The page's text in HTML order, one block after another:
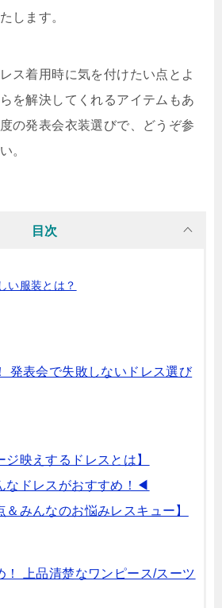
します。
ス着用時に気を付けたい点とよ
を解決してくれるアイテムもあ
の発表会衣装選びで、どうぞ参
。
目次
い服装とは？
発表会で失敗しないドレス選び
ジ映えするドレスとは】
なドレスがおすすめ！◀︎
＆みんなのお悩みレスキュー】
！ 上品清楚なワンピース/スーツ